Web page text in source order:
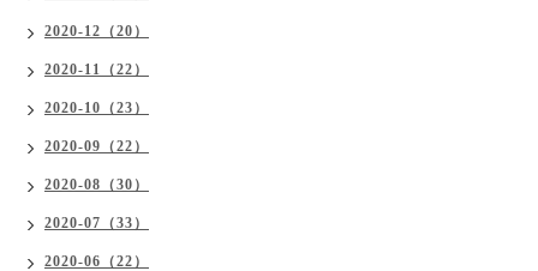
2020-12（20）
2020-11（22）
2020-10（23）
2020-09（22）
2020-08（30）
2020-07（33）
2020-06（22）